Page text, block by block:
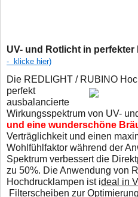
UV- und Rotlicht in
- klicke hier)
Die REDLIGHT / RUBINO
perfekt
ausbalancierte
Wirkungsspektrum von UV-
und eine wunderschöne
Verträglichkeit und einen
Wohlfühlfaktor während der
Spektrum verbessert die
zu 50%. Die Anwendung von
Hochdrucklampen ist ideal in
Filterscheiben zur